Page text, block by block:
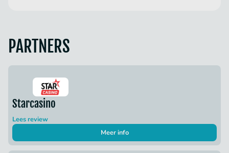
PARTNERS
Starcasino
Lees review
Meer info